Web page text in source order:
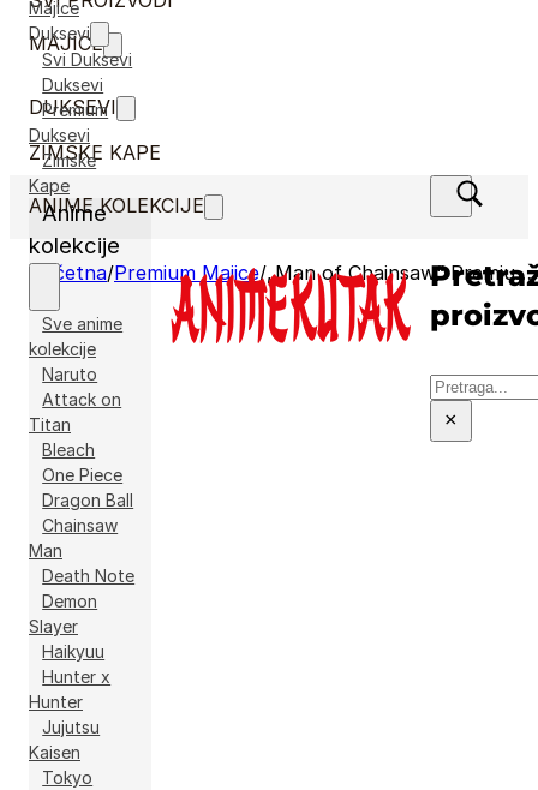
Majice
Duksevi
Svi Duksevi
Duksevi
Premium
Duksevi
Zimske
Kape
Anime
kolekcije
Sve anime
kolekcije
Naruto
Attack on
Titan
Bleach
One Piece
Dragon Ball
Chainsaw
Man
Death Note
Demon
Slayer
Haikyuu
Hunter x
Hunter
Jujutsu
Kaisen
Tokyo
Pretraga
×
MAJICE
DUKSEVI
ZIMSKE KAPE
ANIME KOLEKCIJE
Početna/Premium Majice/„Man of Chainsaw“ Premium Majica